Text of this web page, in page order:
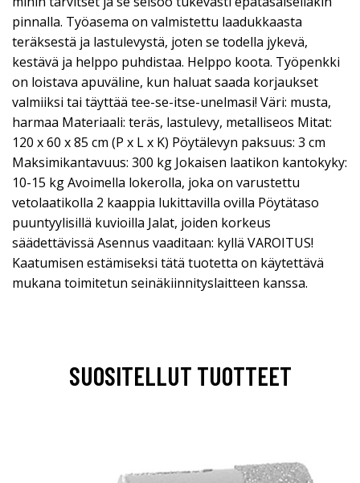
pinnalla. Työasema on valmistettu laadukkaasta
teräksestä ja lastulevystä, joten se todella jykevä,
kestävä ja helppo puhdistaa. Helppo koota. Työpenkki
on loistava apuväline, kun haluat saada korjaukset
valmiiksi tai täyttää tee-se-itse-unelmasi! Väri: musta,
harmaa Materiaali: teräs, lastulevy, metalliseos Mitat:
120 x 60 x 85 cm (P x L x K) Pöytälevyn paksuus: 3 cm
Maksimikantavuus: 300 kg Jokaisen laatikon kantokyky:
10-15 kg Avoimella lokerolla, joka on varustettu
vetolaatikolla 2 kaappia lukittavilla ovilla Pöytätaso
puuntyylisillä kuvioilla Jalat, joiden korkeus
säädettävissä Asennus vaaditaan: kyllä VAROITUS!
Kaatumisen estämiseksi tätä tuotetta on käytettävä
mukana toimitetun seinäkiinnityslaitteen kanssa.
SUOSITELLUT TUOTTEET